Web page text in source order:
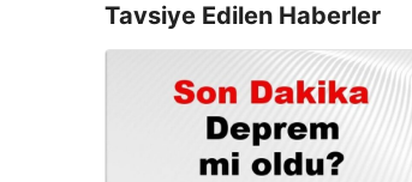
Tavsiye Edilen Haberler